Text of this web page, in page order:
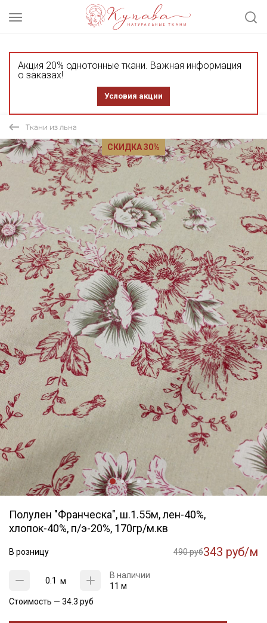
Акция 20% однотонные ткани. Важная информация
о заказах!
Условия акции
Ткани из льна
СКИДКА 30%
Полулен "Франческа", ш.1.55м, лен-40%,
хлопок-40%, п/э-20%, 170гр/м.кв
В розницу 490 руб343 руб/м
м
В наличии
11 м
Стоимость — 34.3 руб